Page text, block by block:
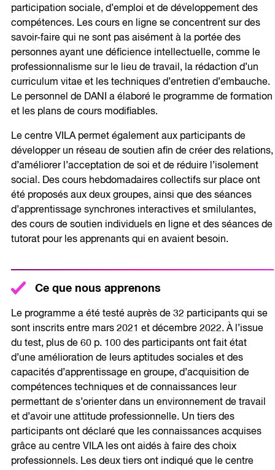
participation sociale, d’emploi et de développement des
compétences. Les cours en ligne se concentrent sur des
savoir-faire qui ne sont pas aisément à la portée des
personnes ayant une déficience intellectuelle, comme le
professionnalisme sur le lieu de travail, la rédaction d’un
curriculum vitae et les techniques d’entretien d’embauche.
Le personnel de DANI a élaboré le programme de formation
et les plans de cours modifiables.
Le centre VILA permet également aux participants de
développer un réseau de soutien afin de créer des relations,
d’améliorer l’acceptation de soi et de réduire l’isolement
social. Des cours hebdomadaires collectifs sur place ont
été proposés aux deux groupes, ainsi que des séances
d’apprentissage synchrones interactives et smilulantes,
des cours de soutien individuels en ligne et des séances de
tutorat pour les apprenants qui en avaient besoin.
Ce que nous apprenons
Le programme a été testé auprès de 32 participants qui se
sont inscrits entre mars 2021 et décembre 2022. À l’issue
du test, plus de 60 p. 100 des participants ont fait état
d’une amélioration de leurs aptitudes sociales et des
capacités d’apprentissage en groupe, d’acquisition de
compétences techniques et de connaissances leur
permettant de s’orienter dans un environnement de travail
et d’avoir une attitude professionnelle. Un tiers des
participants ont déclaré que les connaissances acquises
grâce au centre VILA les ont aidés à faire des choix
professionnels. Les deux tiers ont indiqué que le centre